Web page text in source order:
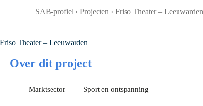
SAB-profiel › Projecten › Friso Theater – Leeuwarden
Friso Theater – Leeuwarden
Over dit project
Marktsector Sport en ontspanning